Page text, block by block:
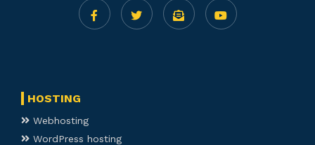
HOSTING
Webhosting
WordPress hosting